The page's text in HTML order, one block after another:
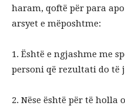
haram, qoftë për para
arsyet e mëposhtme:
1. Është e ngjashme me
personi që rezultati do të
2. Nëse është për të holla